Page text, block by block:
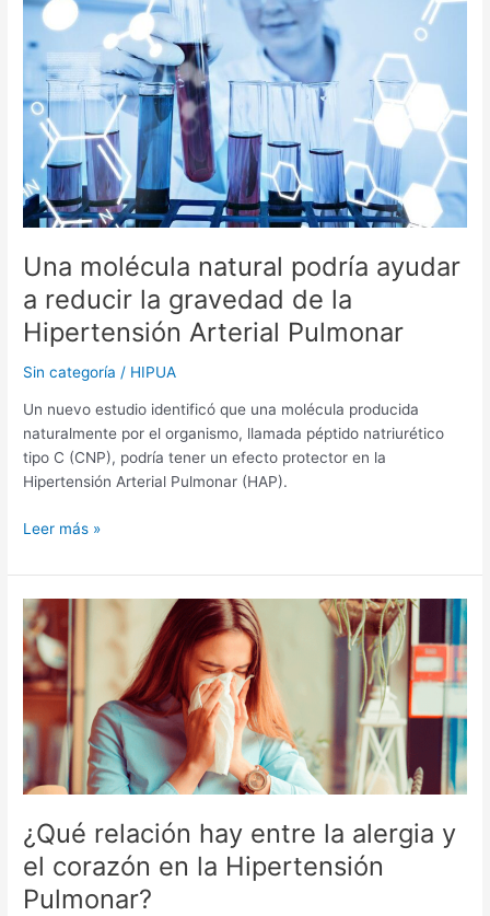
Una molécula natural podría ayudar
a reducir la gravedad de la
Hipertensión Arterial Pulmonar
Sin categoría / HIPUA
Un nuevo estudio identificó que una molécula producida
naturalmente por el organismo, llamada péptido natriurético
tipo C (CNP), podría tener un efecto protector en la
Hipertensión Arterial Pulmonar (HAP).
podría
ayudar
reducir
la
gravedad
la
Hipertensión
Arterial
Pulmonar
Leer más »
¿Qué relación hay entre la alergia y
el corazón en la Hipertensión
Pulmonar?
¿Qué
relación
hay
entre
alergia
y
el
en
la
Hipertensión
Pulmonar?